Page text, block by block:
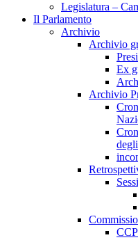
Legislatura –
Il Parlamento
Archivio
Archivio
Ex
Archivio
CCP